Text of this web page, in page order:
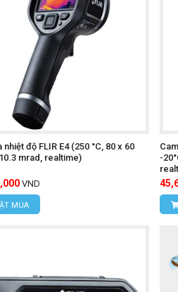
độ, ghi hình ảnh, ghi video).
bảo khoảng cách đo phù hợp.
trị nhiệt độ của vật thể.
bộ nhớ máy hoặc thẻ nhớ
hấp dẫn, quý khách hãy liên
nhiệt độ FLIR E4 (250 °C, 80 x 60
mrad, realtime)
VND
MUA
-